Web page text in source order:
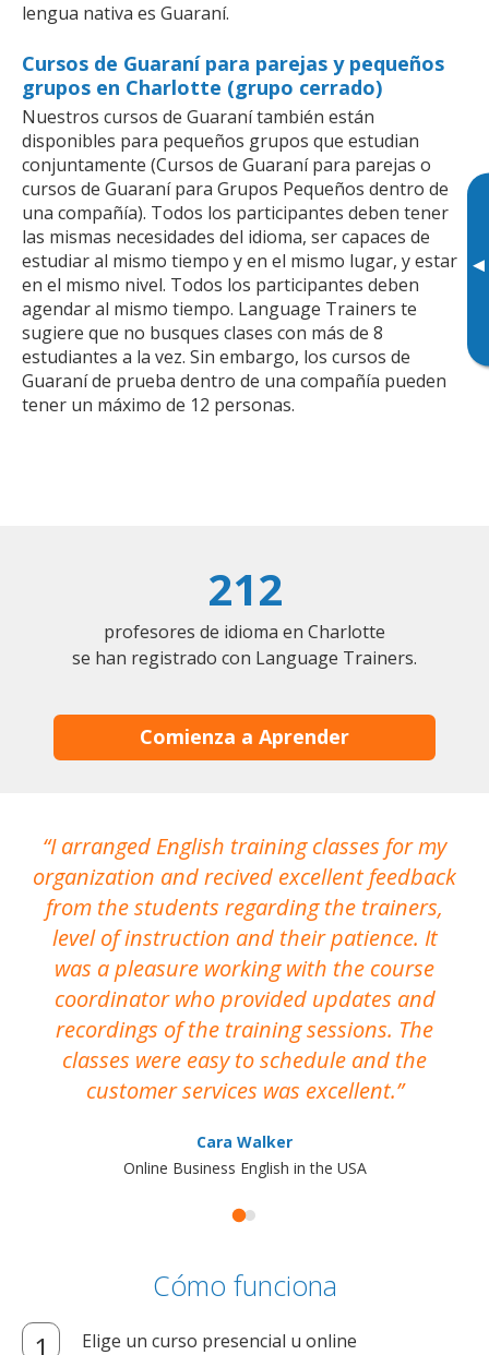
▸
lengua nativa es Guaraní.
Cursos de Guaraní para parejas y pequeños
grupos en Charlotte (grupo cerrado)
Nuestros cursos de Guaraní también están
disponibles para pequeños grupos que estudian
conjuntamente (Cursos de Guaraní para parejas o
cursos de Guaraní para Grupos Pequeños dentro de
una compañía). Todos los participantes deben tener
las mismas necesidades del idioma, ser capaces de
estudiar al mismo tiempo y en el mismo lugar, y estar
en el mismo nivel. Todos los participantes deben
agendar al mismo tiempo. Language Trainers te
sugiere que no busques clases con más de 8
estudiantes a la vez. Sin embargo, los cursos de
Guaraní de prueba dentro de una compañía pueden
tener un máximo de 12 personas.
212
profesores de idioma en Charlotte
se han registrado con Language Trainers.
Comienza a Aprender
I arranged English training classes for my
organization and recived excellent feedback
from the students regarding the trainers,
level of instruction and their patience. It
was a pleasure working with the course
coordinator who provided updates and
recordings of the training sessions. The
classes were easy to schedule and the
customer services was excellent.
Cara Walker
Online Business English in the USA
Cómo funciona
Elige un curso presencial u online